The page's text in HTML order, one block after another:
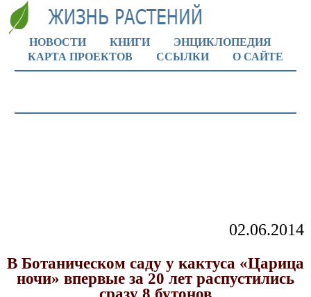
НОВОСТИ КНИГИ
ЭНЦИКЛОПЕДИЯ
КАРТА ПРОЕКТОВ
ССЫЛКИ О САЙТЕ
02.06.2014
В Ботаническом саду у кактуса «Царица
ночи» впервые за 20 лет распустились